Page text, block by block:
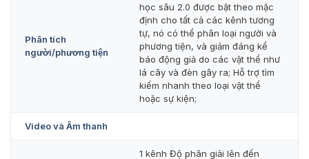
Phân tích
người/phương tiện
học sâu 2.0 được bật theo mặc
định cho tất cả các kênh tương
tự, nó có thể phân loại người và
phương tiện, và giảm đáng kể
báo động giả do các vật thể như
lá cây và đèn gây ra; Hỗ trợ tìm
kiếm nhanh theo loại vật thể
hoặc sự kiện;
Video và Âm thanh
1 kênh Độ phân giải lên đến